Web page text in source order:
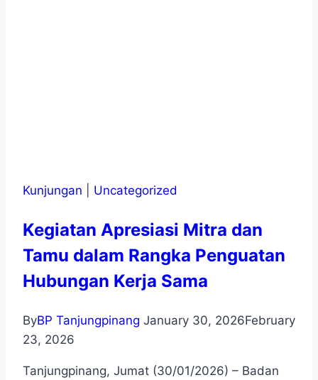
Kunjungan Uncategorized
Kegiatan Apresiasi Mitra dan
Tamu dalam Rangka Penguatan
Hubungan Kerja Sama
ByBP Tanjungpinang January 30, 2026February
23, 2026
Tanjungpinang, Jumat (30/01/2026) – Badan